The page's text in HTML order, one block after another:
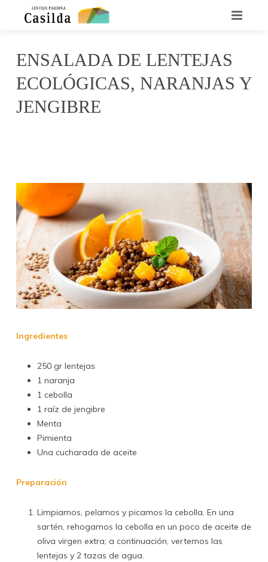
QUIENES SOMOS
LA LENTEJA CASILDA
CONTACTO
NOTICIAS
ENSALADA DE LENTEJAS
ECOLÓGICAS, NARANJAS Y
JENGIBRE
Ingredientes
250 gr lentejas
1 naranja
1 cebolla
1 raíz de jengibre
Menta
Pimienta
Una cucharada de aceite
Preparación
Limpiamos, pelamos y picamos la cebolla. En una
sartén, rehogamos la cebolla en un poco de aceite de
oliva virgen extra; a continuación, vertemos las
lentejas y 2 tazas de agua.